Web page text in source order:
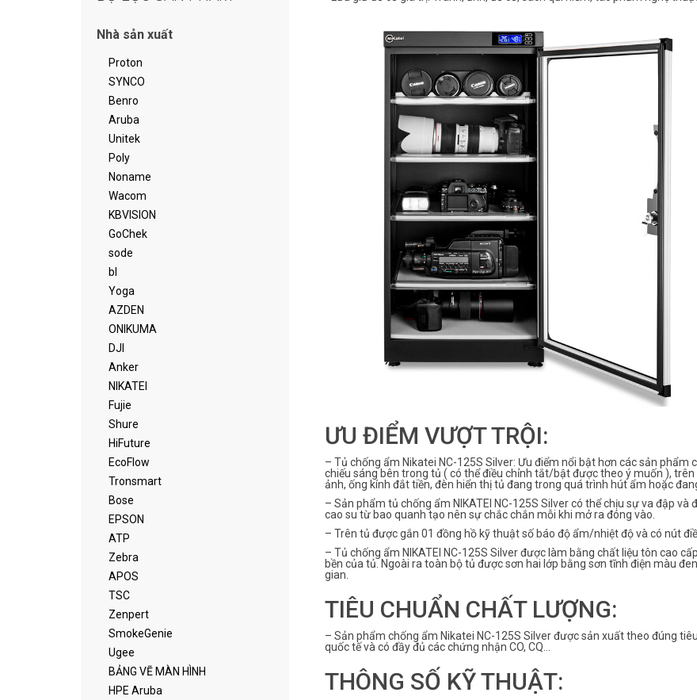
ƯU ĐIỂM VƯỢT TRỘI:
– Tủ chống ẩm Nikatei NC-125S Silver: Ưu điểm nổi bật hơn các sản
chiếu sáng bên trong tủ ( có thể điều chỉnh tắt/bật được theo ý muốn ),
ảnh, ống kính đắt tiền, đèn hiển thị tủ đang trong quá trình hút ẩm hoặc
– Sản phẩm tủ chống ẩm NIKATEI NC-125S Silver có thể chịu sự va đập
cao su từ bao quanh tạo nên sự chắc chắn mỗi khi mở ra đóng vào.
– Trên tủ được gắn 01 đồng hồ kỹ thuật số báo độ ẩm/nhiệt độ và có nút
– Tủ chống ẩm NIKATEI NC-125S Silver được làm bằng chất liệu tôn cao
bền của tủ. Ngoài ra toàn bộ tủ được sơn hai lớp bằng sơn tĩnh điện màu
gian.
TIÊU CHUẨN CHẤT LƯỢNG:
– Sản phẩm chống ẩm Nikatei NC-125S Silver được sản xuất theo đúng
quốc tế và có đầy đủ các chứng nhận CO, CQ…
THÔNG SỐ KỸ THUẬT:
Nhà sản xuất
Proton
SYNCO
Benro
Aruba
Unitek
Poly
Noname
Wacom
KBVISION
GoChek
sode
bl
Yoga
AZDEN
ONIKUMA
DJI
Anker
NIKATEI
Fujie
Shure
HiFuture
EcoFlow
Tronsmart
Bose
EPSON
ATP
Zebra
APOS
TSC
Zenpert
SmokeGenie
Ugee
BẢNG VẼ MÀN HÌNH
HPE Aruba